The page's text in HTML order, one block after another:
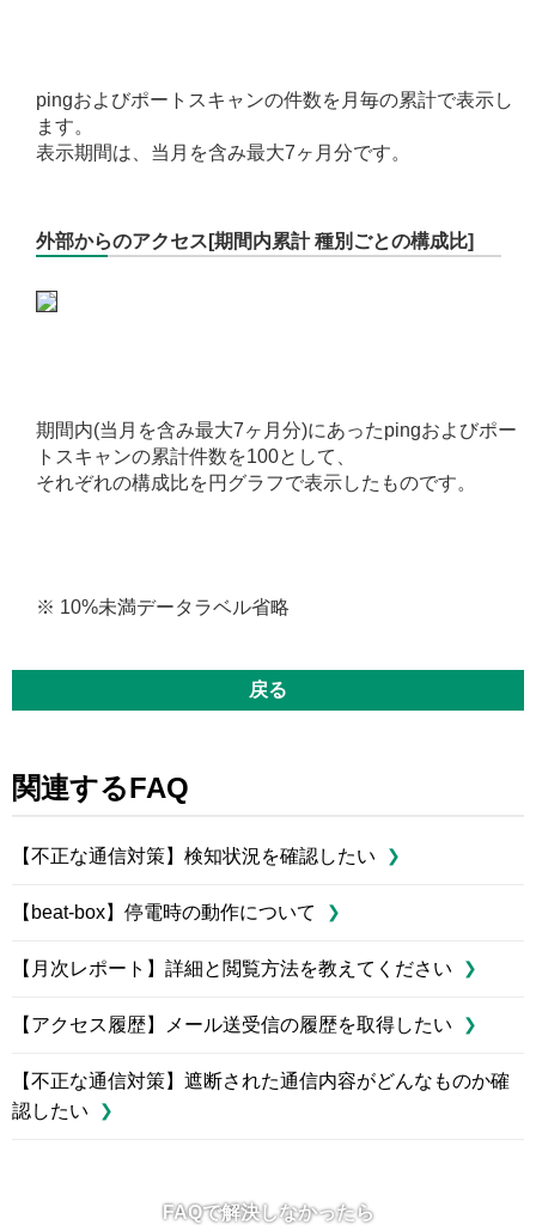
pingおよびポートスキャンの件数を月毎の累計で表示し
ます。
表示期間は、当月を含み最大7ヶ月分です。
外部からのアクセス[期間内累計 種別ごとの構成比]
期間内(当月を含み最大7ヶ月分)にあったpingおよびポー
トスキャンの累計件数を100として、
それぞれの構成比を円グラフで表示したものです。
※ 10%未満データラベル省略
戻る
関連するFAQ
【不正な通信対策】検知状況を確認したい
【beat-box】停電時の動作について
【月次レポート】詳細と閲覧方法を教えてください
【アクセス履歴】メール送受信の履歴を取得したい
【不正な通信対策】遮断された通信内容がどんなものか確
認したい
FAQで解決しなかったら